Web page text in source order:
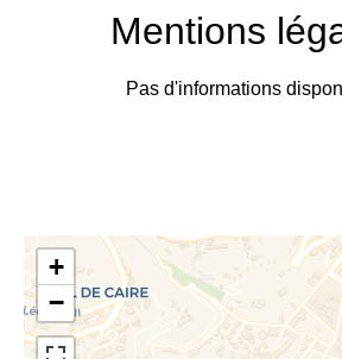
Mentions
Pas d'informations
+
−